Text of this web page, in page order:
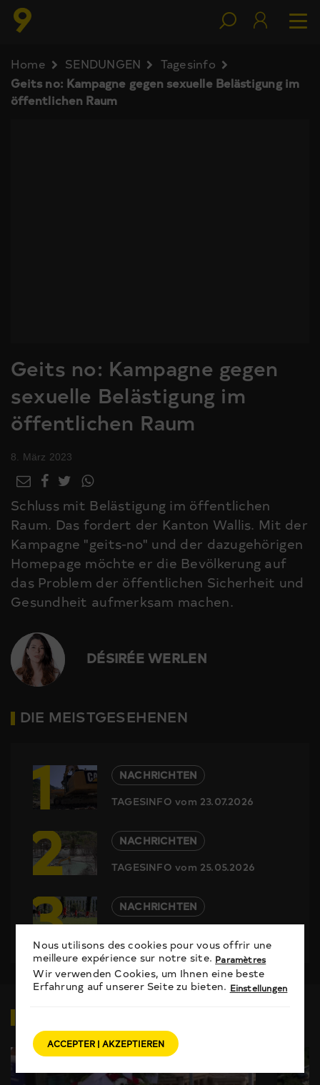
Home SENDUNGEN
Tagesinfo
Geits no: Kampagne gegen sexuelle Belästigung im
öffentlichen Raum
Geits no: Kampagne gegen
sexuelle Belästigung im
öffentlichen Raum
8. März 2023
Schluss mit Belästigung im öffentlichen
Raum. Das fordert der Kanton Wallis. Mit der
Kampagne "geits-no" und der dazugehörigen
Homepage möchte er die Bevölkerung auf
das Problem der öffentlichen Sicherheit und
Gesundheit aufmerksam machen.
DÉSIRÉE WERLEN
DIE MEISTGESEHENEN
1
NACHRICHTEN
TAGESINFO vom 23.07.2026
2
NACHRICHTEN
TAGESINFO vom 25.05.2026
3
NACHRICHTEN
Nous utilisons des cookies pour vous offrir une
meilleure expérience sur notre site. Paramètres
Wir verwenden Cookies, um Ihnen eine beste
Erfahrung auf unserer Seite zu bieten. Einstellungen
ACCEPTER | AKZEPTIEREN